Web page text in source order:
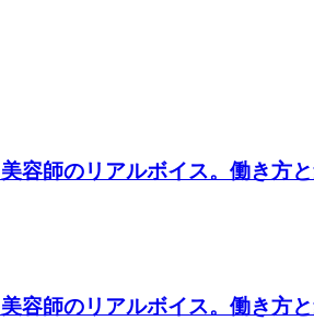
容師のリアルボイス。働き方
容師のリアルボイス。働き方